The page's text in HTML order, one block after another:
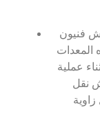
فنيون
المعدات
عملية
نقل